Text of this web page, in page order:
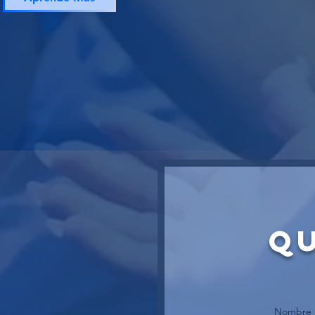
Nombre